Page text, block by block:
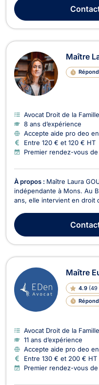
l’UCLouvain, elle a
universitaire en « Gestion
Maître
Avocat Droit de la
8 ans d’expérience
Accepte aide pro deo
Entre 120 € et 120 € HT
Premier rendez-vous
À propos : Maître Laura
indépendante à Mons. Au
ans, elle intervient en droit
Elle vous accompagne
cadre de situations
Maître
4.9 (49
Avocat Droit de la
11 ans d’expérience
Accepte aide pro deo
Entre 130 € et 200 € HT
Premier rendez-vous